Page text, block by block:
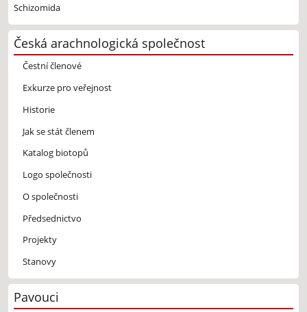
Schizomida
Česká arachnologická společnost
Čestní členové
Exkurze pro veřejnost
Historie
Jak se stát členem
Katalog biotopů
Logo společnosti
O společnosti
Předsednictvo
Projekty
Stanovy
Pavouci